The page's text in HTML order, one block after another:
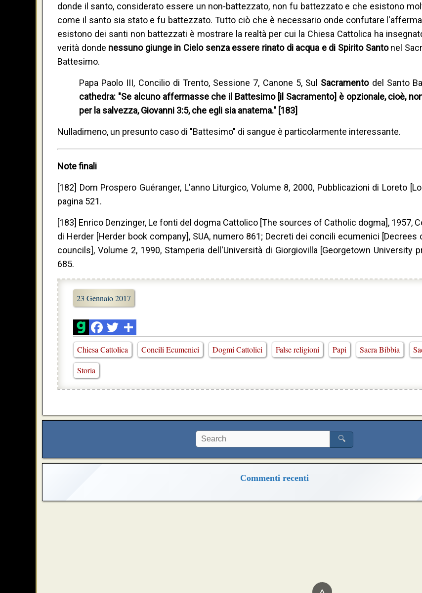
donde il santo, considerato essere un non-battezzato, non fu battezzato e che esistono
come il santo sia stato e fu battezzato. Tutto ciò che è necessario onde confutare
esistono dei santi non battezzati è mostrare la realtà per cui la Chiesa Cattolica ha
verità donde nessuno giunge in Cielo senza essere rinato di acqua e di Spirito Santonel
Battesimo.
Papa Paolo III, Concilio di Trento, Sessione 7, Canone 5, Sul Sacramentodel Santo
cathedra: "Se alcuno affermasse che il Battesimo [il Sacramento] è opzionale, cioè,
per la salvezza, Giovanni 3:5, che egli sia anatema." [183]
Nulladimeno, un presunto caso di "Battesimo" di sangue è particolarmente interessante.
Note finali
[182] Dom Prospero Guéranger, L'anno Liturgico, Volume 8, 2000, Pubblicazioni di Loreto
pagina 521.
[183] Enrico Denzinger, Le fonti del dogma Cattolico [The sources of Catholic dogma], 1957,
di Herder [Herder book company], SUA, numero 861; Decreti dei concili ecumenici
councils], Volume 2, 1990, Stamperia dell'Università di Giorgiovilla [Georgetown University
685.
23 Gennaio 2017
Chiesa Cattolica Concili Ecumenici Dogmi Cattolici False religioni Papi Sacra Bibbia
Storia
🔍
Commenti recenti